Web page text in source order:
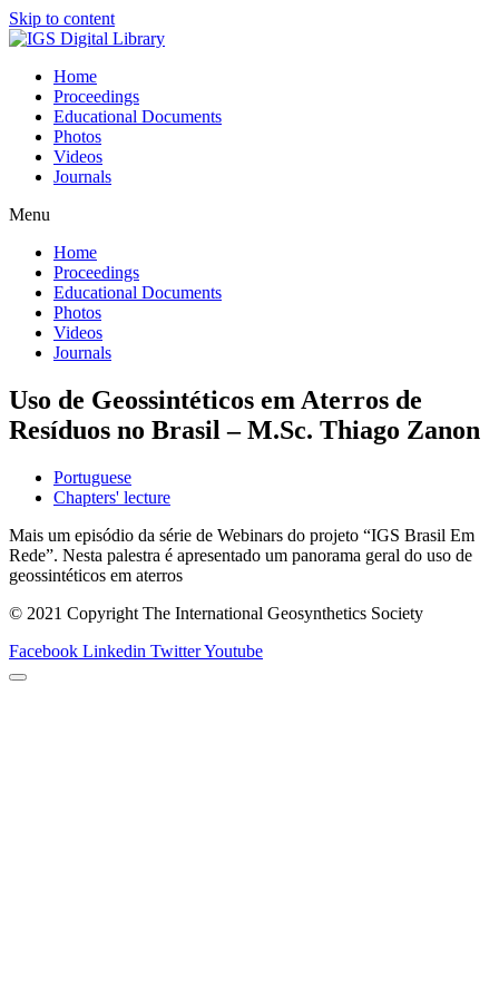
Skip to content
Home
Proceedings
Educational Documents
Photos
Videos
Journals
Menu
Home
Proceedings
Educational Documents
Photos
Videos
Journals
Uso de Geossintéticos em Aterros de
Resíduos no Brasil – M.Sc. Thiago Zanon
Portuguese
Chapters' lecture
Mais um episódio da série de Webinars do projeto “IGS Brasil Em
Rede”. Nesta palestra é apresentado um panorama geral do uso de
geossintéticos em aterros
© 2021 Copyright The International Geosynthetics Society
Facebook Linkedin TwitterYoutube